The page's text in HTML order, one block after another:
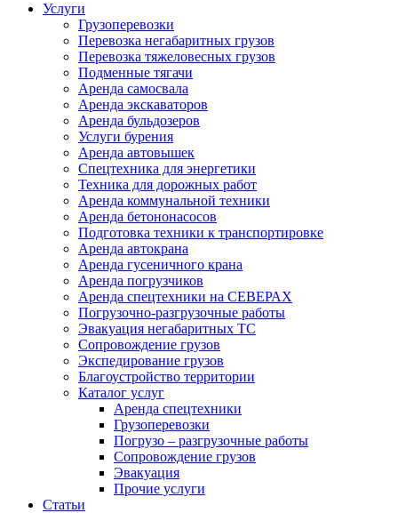
Услуги
Грузоперевозки
Перевозка негабаритных грузов
Перевозка тяжеловесных грузов
Подменные тягачи
Аренда самосвала
Аренда экскаваторов
Аренда бульдозеров
Услуги бурения
Аренда автовышек
Спецтехника для энергетики
Техника для дорожных работ
Аренда коммунальной техники
Аренда бетононасосов
Подготовка техники к транспортировке
Аренда автокрана
Аренда гусеничного крана
Аренда погрузчиков
Аренда спецтехники на СЕВЕРАХ
Погрузочно-разгрузочные работы
Эвакуация негабаритных ТС
Сопровождение грузов
Экспедирование грузов
Благоустройство территории
Каталог услуг
Аренда спецтехники
Грузоперевозки
Погрузо – разгрузочные работы
Сопровождение грузов
Эвакуация
Прочие услуги
Статьи